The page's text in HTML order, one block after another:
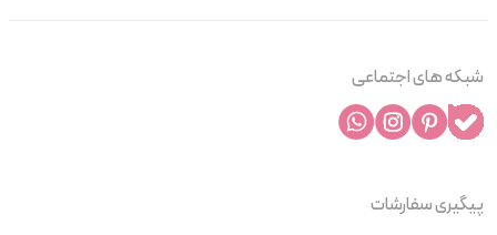
شبکه های اجتماعی
پیگیری سفارشات